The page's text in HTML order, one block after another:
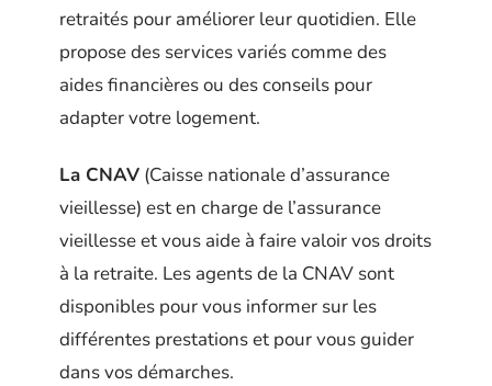
retraités pour améliorer leur quotidien. Elle
propose des services variés comme des
aides financières ou des conseils pour
adapter votre logement.
La CNAV (Caisse nationale d’assurance
vieillesse) est en charge de l’assurance
vieillesse et vous aide à faire valoir vos droits
à la retraite. Les agents de la CNAV sont
disponibles pour vous informer sur les
différentes prestations et pour vous guider
dans vos démarches.